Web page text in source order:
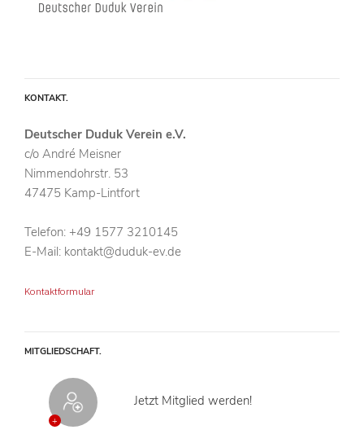
KONTAKT
Deutscher Duduk Verein e.V.
c/o André Meisner
Nimmendohrstr. 53
47475 Kamp-Lintfort
Telefon: +49 1577 3210145
E-Mail: kontakt@duduk-ev.de
Kontaktformular
MITGLIEDSCHAFT
+
Jetzt Mitglied werden!